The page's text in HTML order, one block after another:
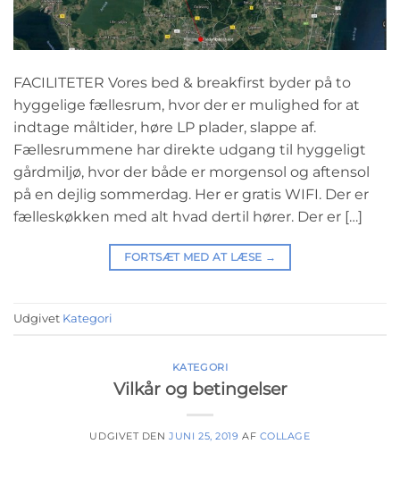
FACILITETER Vores bed & breakfirst byder på to
hyggelige fællesrum, hvor der er mulighed for at
indtage måltider, høre LP plader, slappe af.
Fællesrummene har direkte udgang til hyggeligt
gårdmiljø, hvor der både er morgensol og aftensol
på en dejlig sommerdag. Her er gratis WIFI. Der er
fælleskøkken med alt hvad dertil hører. Der er […]
FORTSÆT MED AT LÆSE →
Udgivet Kategori
KATEGORI
Vilkår og betingelser
UDGIVET DENJUNI 25, 2019 AF COLLAGE